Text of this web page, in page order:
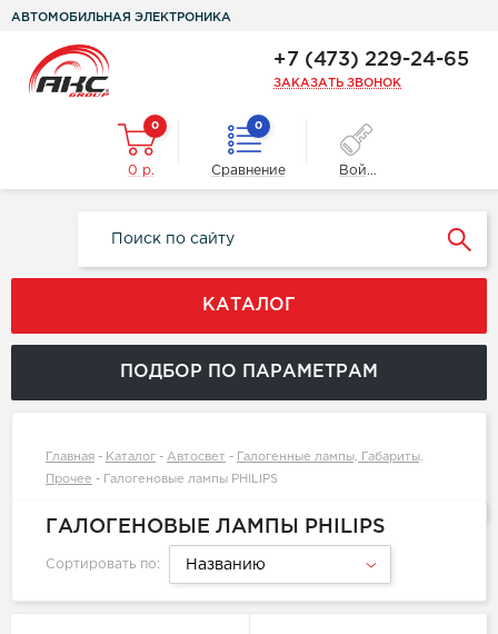
АВТОМОБИЛЬНАЯ ЭЛЕКТРОНИКА
+7 (473) 229-24-65
ЗАКАЗАТЬ ЗВОНОК
0
0 р.
0
Сравнение Войти
КАТАЛОГ
ПОДБОР ПО ПАРАМЕТРАМ
Главная - Каталог - Автосвет -
Галогенные лампы, Габариты,
Прочее - Галогеновые лампы PHILIPS
ГАЛОГЕНОВЫЕ ЛАМПЫ PHILIPS
Сортировать по: Названию